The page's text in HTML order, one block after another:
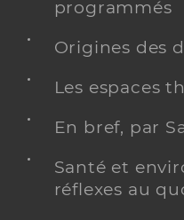
programmés
Origines des
Les espaces
En bref, par
Santé et
réflexes au